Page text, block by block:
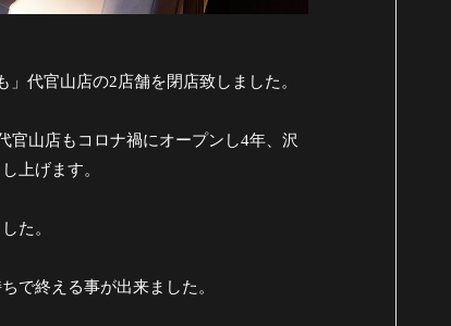
代官山店の2店舗を閉店致しました。
官山店もコロナ禍にオープンし4年、沢
上げます。
た。
で終える事が出来ました。